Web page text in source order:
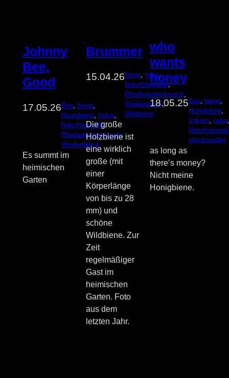
Johnny
Bee,
Good
17.05.26Bee, biene
Honigbiene, Imker
Naturfotografie ,
Rhedawiedenbrueck ,
Wiedenbrück
Es summt im
heimischen
Garten
Brummer
15.04.26biene, natur ,
Naturfotografie ,
Rhedawiedenbrueck
Wiedenbrück ,
Wildbiene
Die große
Holzbiene ist
eine wirklich
große (mit
einer
Körperlänge
von bis zu 28
mm) und
schöne
Wildbiene. Zur
Zeit
regelmäßiger
Gast im
heimischen
Garten. Foto
aus dem
letzten Jahr.
who
wants
honey
18.05.25Bee biene
Honigbiene
Imkern , natur
silentsunday
as long as
there’s money?
Nicht meine
Honigbiene.